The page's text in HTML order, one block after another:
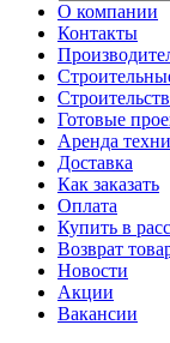
О компании
Контакты
Готовые
Аренда
Доставка
Как заказать
Оплата
Купить в
Возврат
Новости
Акции
Вакансии